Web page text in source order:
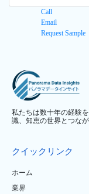
Call
Email
Request Sample
私たちは数十年の経験
識、知恵の世界とつな
クイックリンク
ホーム
業界